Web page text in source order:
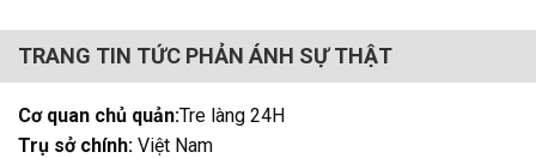
TRANG TIN TỨC PHẢN ÁNH SỰ THẬT
Cơ quan chủ quản:Tre làng 24H
Trụ sở chính: Việt Nam